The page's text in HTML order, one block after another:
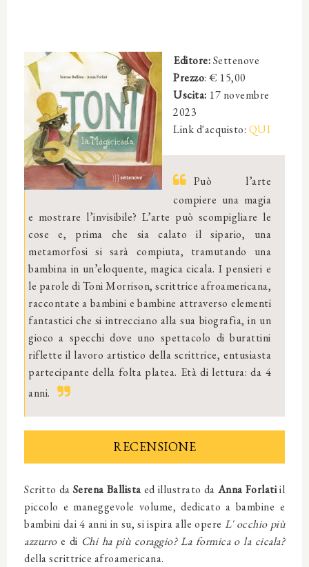
Editore:Settenove
Prezzo: € 15,00
Uscita: 17 novembre
2023
Link d'acquisto: QUI
Può l’arte
compiere una magia
e mostrare l’invisibile? L’arte può scompigliare le
cose e, prima che sia calato il sipario, una
metamorfosi si sarà compiuta, tramutando una
bambina in un’eloquente, magica cicala. I pensieri e
le parole di Toni Morrison, scrittrice afroamericana,
raccontate a bambini e bambine attraverso elementi
fantastici che si intrecciano alla sua biografia, in un
gioco a specchi dove uno spettacolo di burattini
riflette il lavoro artistico della scrittrice, entusiasta
partecipante della folta platea. Età di lettura: da 4
anni.
RECENSIONE
Scritto da Serena Ballista ed illustrato da Anna Forlatiil
piccolo e maneggevole volume, dedicato a bambine e
bambini dai 4 anni in su, si ispira alle opere L' occhio più
azzurroe di Chi ha più coraggio? La formica o la cicala?
della scrittrice afroamericana.